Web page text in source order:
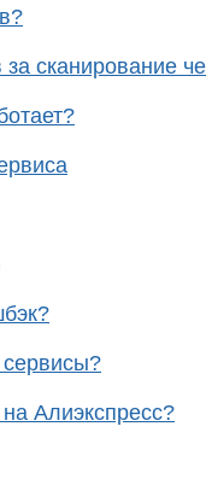
сканирование
Алиэкспресс?